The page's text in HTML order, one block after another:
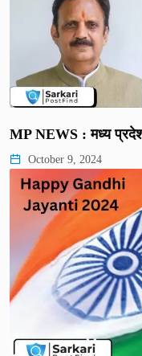
MP NEWS : मध्य
October 9, 2024